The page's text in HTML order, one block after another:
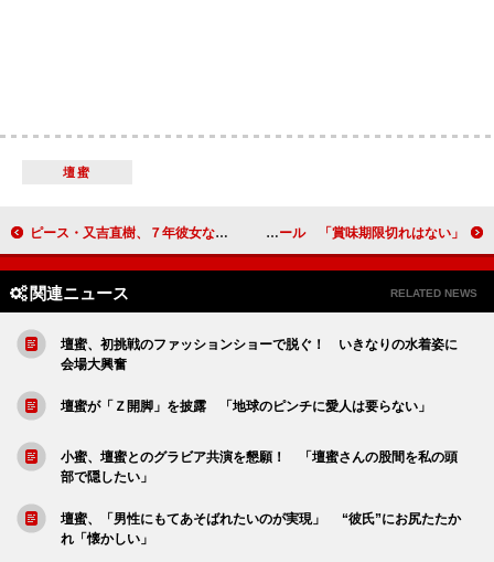
壇蜜
ピース・又吉直樹、７年彼女なし？ 恋人不在もプロポーズは「３～５年後に」 米倉涼子、世の女性にエール 「賞味期限切れはない」
関連ニュース RELATED NEWS
壇蜜、初挑戦のファッションショーで脱ぐ！ いきなりの水着姿に
会場大興奮
壇蜜が「Ｚ開脚」を披露 「地球のピンチに愛人は要らない」
小蜜、壇蜜とのグラビア共演を懇願！ 「壇蜜さんの股間を私の頭
部で隠したい」
壇蜜、「男性にもてあそばれたいのが実現」 “彼氏”にお尻たたか
れ「懐かしい」